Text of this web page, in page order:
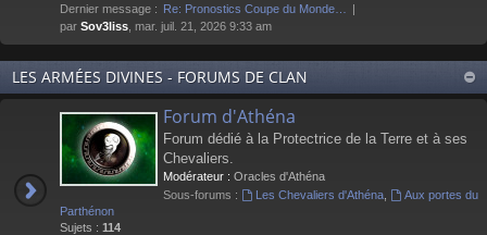
Dernier message : Re: Pronostics Coupe du Monde…
par Sov3liss , mar. juil. 21, 2026 9:33 am
LES ARMÉES DIVINES - FORUMS DE CLAN
Forum d'Athéna
Forum dédié à la Protectrice de la Terre et à ses
Chevaliers.
Modérateur : Oracles d'Athéna
Sous-forums :
Les Chevaliers d'Athéna,
Aux portes du
Parthénon
Sujets : 114